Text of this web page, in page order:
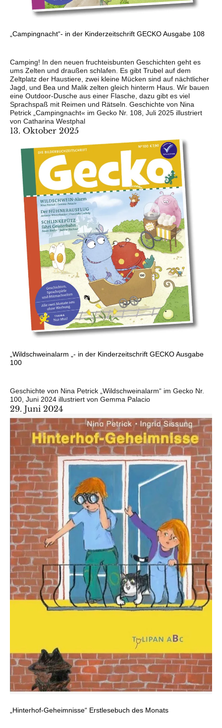
„Campingnacht“- in der Kinderzeitschrift GECKO Ausgabe 108
Camping! In den neuen fruchteisbunten Geschichten geht es
ums Zelten und draußen schlafen. Es gibt Trubel auf dem
Zeltplatz der Haustiere, zwei kleine Mücken sind auf nächtlicher
Jagd, und Bea und Malik zelten gleich hinterm Haus. Wir bauen
eine Outdoor-Dusche aus einer Flasche, dazu gibt es viel
Sprachspaß mit Reimen und Rätseln. Geschichte von Nina
Petrick „Campingnacht« im Gecko Nr. 108, Juli 2025 illustriert
von Catharina Westphal
13. Oktober 2025
„Wildschweinalarm „- in der Kinderzeitschrift GECKO Ausgabe
100
Geschichte von Nina Petrick „Wildschweinalarm“ im Gecko Nr.
100, Juni 2024 illustriert von Gemma Palacio
29. Juni 2024
„Hinterhof-Geheimnisse“ Erstlesebuch des Monats